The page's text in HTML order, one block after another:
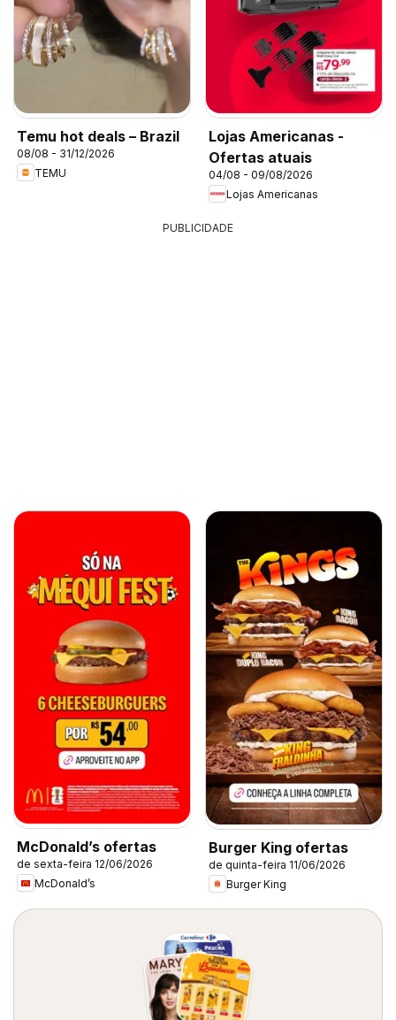
Temu hot deals – Brazil
08/08 - 31/12/2026
TEMU
Lojas Americanas -
Ofertas atuais
04/08 - 09/08/2026
Lojas Americanas
PUBLICIDADE
McDonald’s ofertas
de sexta-feira 12/06/2026
McDonald’s
Burger King ofertas
de quinta-feira 11/06/2026
Burger King